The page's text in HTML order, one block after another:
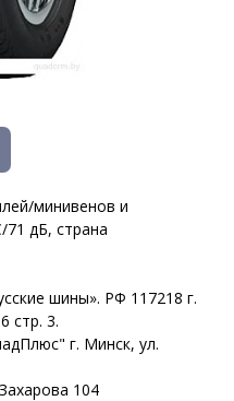
минивенов и
71 дБ, страна
шины». РФ 117218 г.
стр. 3.
г. Минск, ул.
104